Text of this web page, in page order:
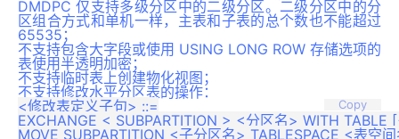
DMDPC 仅支持多级分区中的二级分区。二级分区中的分
区组合方式和单机一样，主表和子表的总个数也不能超过
65535；
不支持包含大字段或使用 USING LONG ROW 存储选项的
表使用半透明加密；
不支持临时表上创建物化视图；
不支持修改水平分区表的操作：
Copy
<修改表定义子句> ::=
EXCHANGE < SUBPARTITION > <分区名> WITH